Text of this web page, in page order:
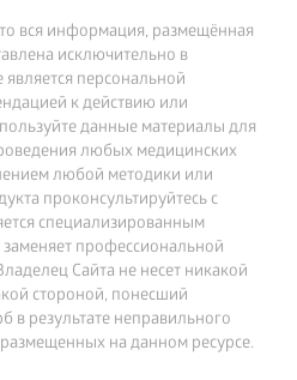
вся информация, размещённая
исключительно в
персональной
к действию или
данные материалы для
любых медицинских
любой методики или
проконсультируйтесь с
специализированным
профессиональной
Сайта не несет никакой
стороной, понесший
результате неправильного
на данном ресурсе.